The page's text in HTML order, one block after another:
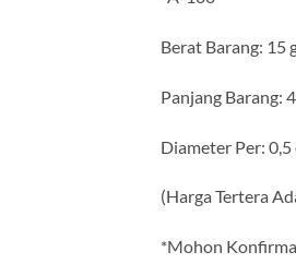
Berat Barang: 15
Panjang Barang:
Diameter Per: 0,5
(Harga Tertera
*Mohon